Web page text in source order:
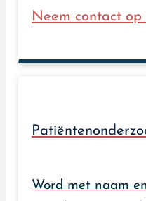
Neem contact
Word met naam